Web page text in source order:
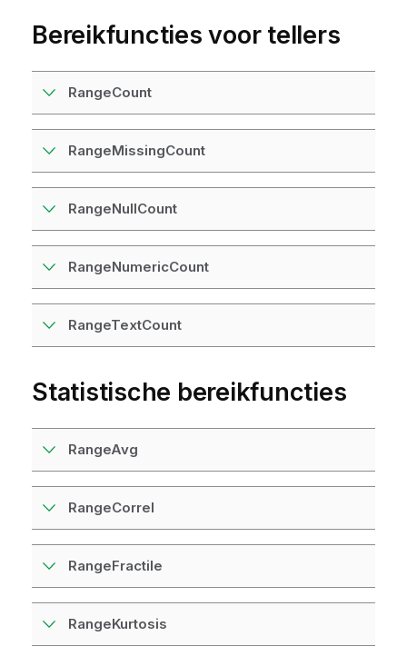
Bereikfuncties voor tellers
RangeCount
RangeMissingCount
RangeNullCount
RangeNumericCount
RangeTextCount
Statistische bereikfuncties
RangeAvg
RangeCorrel
RangeFractile
RangeKurtosis